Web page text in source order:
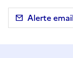
Alerte email